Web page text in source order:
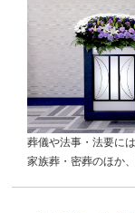
葬儀や法事・法要に
家族葬・密葬のほか